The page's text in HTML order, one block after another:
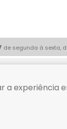
de segunda à sexta,
a experiência